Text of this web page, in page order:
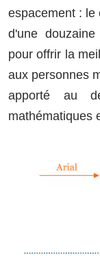
espacement : le
d'une
pour offrir la
aux personnes
apporté au
mathématiques